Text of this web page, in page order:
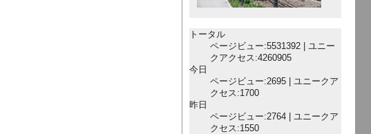
トータル
ページビュー:5531392 | ユニー
クアクセス:4260905
今日
ページビュー:2695 | ユニークア
クセス:1700
昨日
ページビュー:2764 | ユニークア
クセス:1550